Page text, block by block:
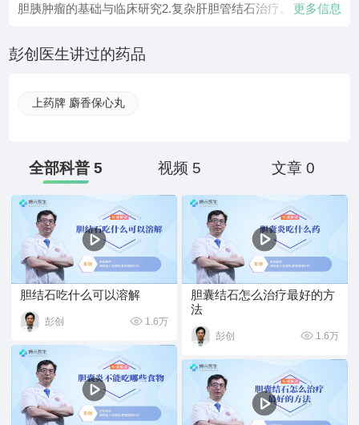
胆胰肿瘤的基础与临床研究2.复杂肝胆管结石治疗。
更多信息
彭创医生讲过的药品
上药牌 麝香保心丸
全部科普 5 视频 5 文章 0
胆结石吃什么可以溶解
彭创 1.6万
胆囊结石怎么治疗最好的方
法
彭创 1.6万